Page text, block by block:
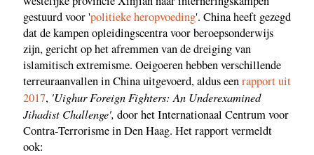
gestuurd voor 'politieke heropvoeding'. China heeft gezegd
dat de kampen opleidingscentra voor beroepsonderwijs
zijn, gericht op het afremmen van de dreiging van
islamitisch extremisme. Oeigoeren hebben verschillende
terreuraanvallen in China uitgevoerd, aldus eenrapport uit
2017, 'Uighur Foreign Fighters: An Underexamined
Jihadist Challenge', door het Internationaal Centrum voor
Contra-Terrorisme in Den Haag. Het rapport vermeldt
ook: